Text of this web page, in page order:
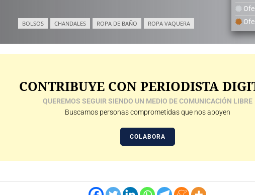
BOLSOS CHANDALES ROPA DE BAÑO ROPA VAQUERA
CONTRIBUYE CON PERIODISTA
QUEREMOS SEGUIR SIENDO UN MEDIO DE COMUNICACIÓN LIBRE
Buscamos personas comprometidas que nos apoyen
COLABORA